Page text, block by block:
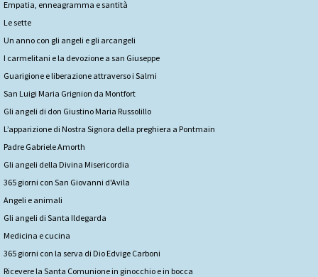
Empatia, enneagramma e santità
Le sette
Un anno con gli angeli e gli arcangeli
I carmelitani e la devozione a san Giuseppe
Guarigione e liberazione attraverso i Salmi
San Luigi Maria Grignion da Montfort
Gli angeli di don Giustino Maria Russolillo
L’apparizione di Nostra Signora della preghiera a Pontmain
Padre Gabriele Amorth
Gli angeli della Divina Misericordia
365 giorni con San Giovanni d'Avila
Angeli e animali
Gli angeli di Santa Ildegarda
Medicina e cucina
365 giorni con la serva di Dio Edvige Carboni
Ricevere la Santa Comunione in ginocchio e in bocca